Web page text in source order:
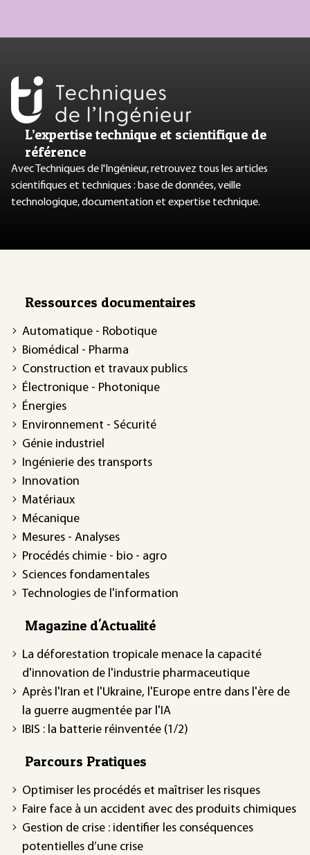
L’expertise technique et scientifique de
référence
Avec Techniques de l'Ingénieur, retrouvez tous les articles
scientifiques et techniques : base de données, veille
technologique, documentation et expertise technique.
Ressources documentaires
Automatique - Robotique
Biomédical - Pharma
Construction et travaux publics
Électronique - Photonique
Énergies
Environnement - Sécurité
Génie industriel
Ingénierie des transports
Innovation
Matériaux
Mécanique
Mesures - Analyses
Procédés chimie - bio - agro
Sciences fondamentales
Technologies de l'information
Magazine d'Actualité
La déforestation tropicale menace la capacité
d'innovation de l'industrie pharmaceutique
Après l'Iran et l'Ukraine, l'Europe entre dans l'ère de
la guerre augmentée par l'IA
IBIS : la batterie réinventée (1/2)
Parcours Pratiques
Optimiser les procédés et maîtriser les risques
Faire face à un accident avec des produits chimiques
Gestion de crise : identifier les conséquences
potentielles d’une crise